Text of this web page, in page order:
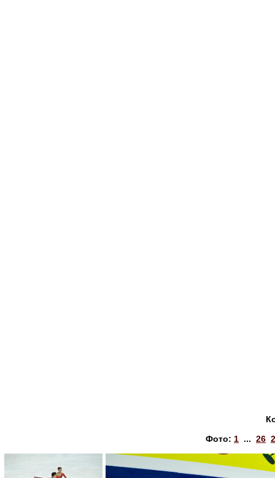
Фото: 1 ... 26